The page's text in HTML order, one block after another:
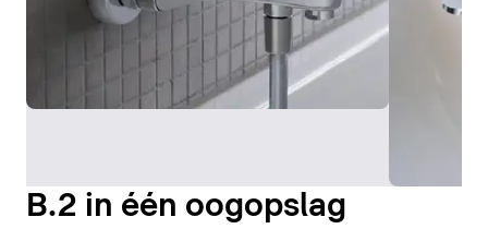
B.2 in één oogopslag